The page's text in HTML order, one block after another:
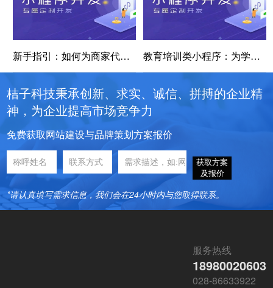
新手指引：如何为商家代开发小程序 教育培训类小程序：为学习生活注入新活力
桔子科技秉承创新、求实、诚信、拼搏的企业精
神，为企业提高市场竞争力
免费获取网站建设与品牌策划方案报价
获取方案
及报价
*请认真填写需求信息，我们会在24小时内与您取得联系。
服务热线
18980020603
028-86633922